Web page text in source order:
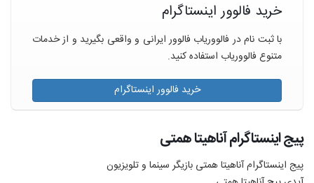
خرید فالوور اینستاگرام
با ثبت نام در فالووریاب فالوور ایرانی و واقعی بگیرید و از خدمات
متنوع فالووریاب استفاده کنید.
خرید فالوور اینستاگرام
پیج اینستاگرام آناهیتا همتی
پیج اینستاگرام آناهیتا همتی بازیگر سینما و تلویزیون